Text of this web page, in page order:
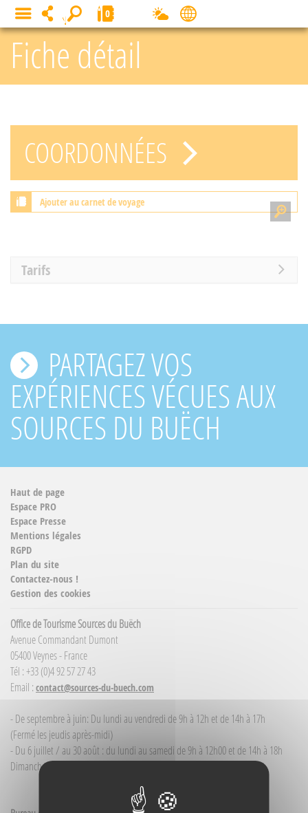
Fiche détail
COORDONNÉES
Ajouter au carnet de voyage
Tarifs
PARTAGEZ VOS
EXPÉRIENCES VÉCUES AUX
SOURCES DU BUËCH
Haut de page
Espace PRO
Espace Presse
Mentions légales
RGPD
Plan du site
Contactez-nous !
Gestion des cookies
Office de Tourisme Sources du Buëch
Avenue Commandant Dumont
05400 Veynes - France
Tél : +33 (0)4 92 57 27 43
Email : contact@sources-du-buech.com
- De septembre à juin: Du lundi au vendredi de 9h à 12h et de 14h à 17h
(Fermé les jeudis après-midi)
- Du 6 juillet / au 30 août : du lundi au samedi de 9h à 12h00 et de 14h à 18h
Dimanche et jour férié : 9h à 12h00
MENU 0
Panneau de gestion des cookies